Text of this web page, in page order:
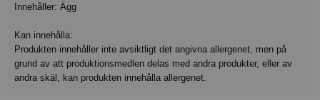
Innehåller: Ägg
Kan innehålla:
Produkten innehåller inte avsiktligt det angivna allergenet, men på
grund av att produktionsmedlen delas med andra produkter, eller av
andra skäl, kan produkten innehålla allergenet.